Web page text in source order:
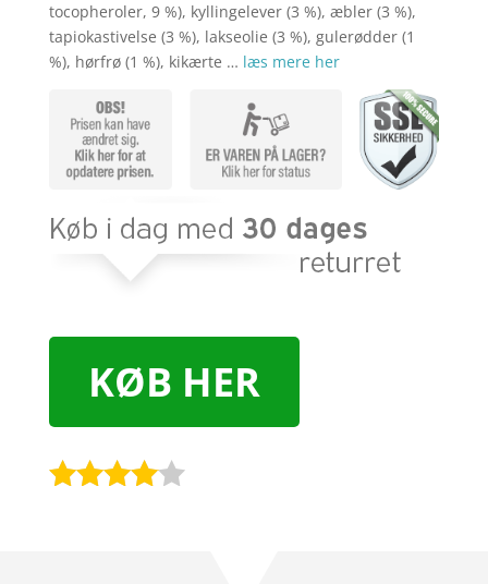
tocopheroler, 9 %), kyllingelever (3 %), æbler (3 %),
tapiokastivelse (3 %), lakseolie (3 %), gulerødder (1
%), hørfrø (1 %), kikærte … læs mere her
KØB HER